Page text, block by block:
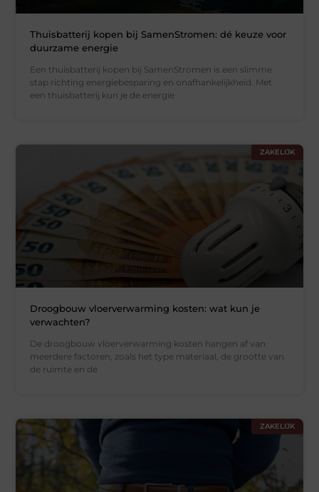
Thuisbatterij kopen bij SamenStromen: dé keuze voor
duurzame energie
Een thuisbatterij kopen bij SamenStromen is een slimme
stap richting energiebesparing en onafhankelijkheid. Met
een thuisbatterij kun je de energie
ZAKELIJK
Droogbouw vloerverwarming kosten: wat kun je
verwachten?
De droogbouw vloerverwarming kosten hangen af van
meerdere factoren, zoals het type materiaal, de grootte van
de ruimte en de
ZAKELIJK